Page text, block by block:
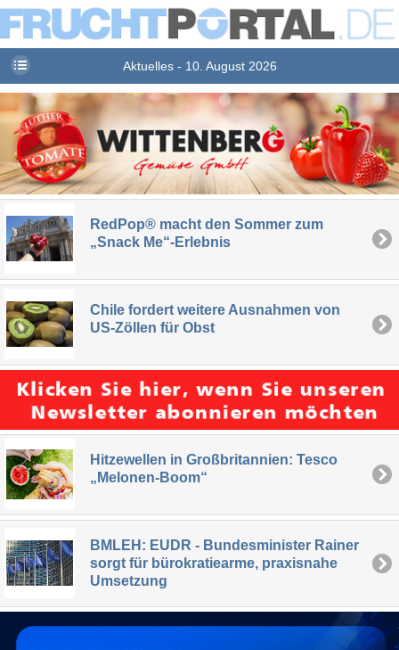
Aktuelles - 10. August 2026
RedPop® macht den Sommer zum
„Snack Me“-Erlebnis
Chile fordert weitere Ausnahmen von
US-Zöllen für Obst
Hitzewellen in Großbritannien: Tesco
„Melonen-Boom“
BMLEH: EUDR - Bundesminister Rainer
sorgt für bürokratiearme, praxisnahe
Umsetzung